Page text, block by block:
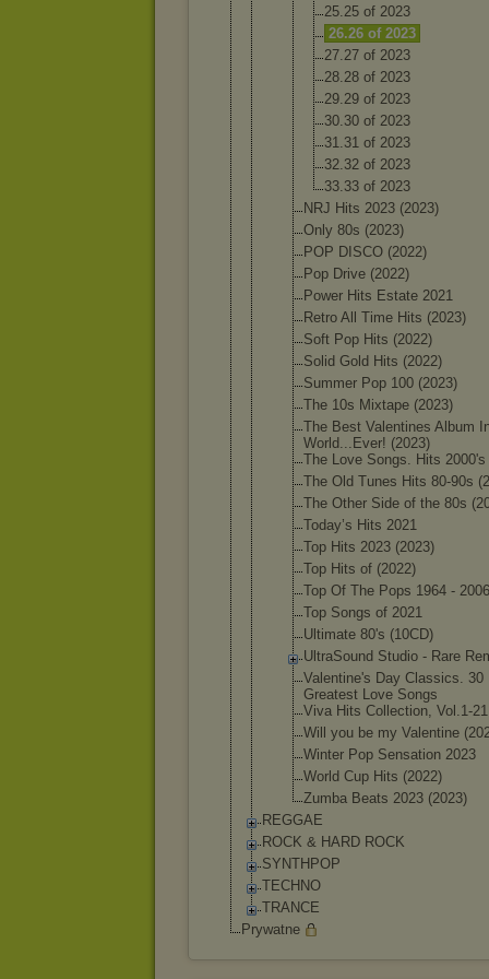
25.25 of 2023
26.26 of 2023
27.27 of 2023
28.28 of 2023
29.29 of 2023
30.30 of 2023
31.31 of 2023
32.32 of 2023
33.33 of 2023
NRJ Hits 2023 (2023)
Only 80s (2023)
POP DISCO (2022)
Pop Drive (2022)
Power Hits Estate 2021
Retro All Time Hits (2023)
Soft Pop Hits (2022)
Solid Gold Hits (2022)
Summer Pop 100 (2023)
The 10s Mixtape (2023)
The Best Valentines Album
World... Ever! (2023)
The Love Songs. Hits 2000's
The Old Tunes Hits 80-90s
The Other Side of the 80s
Today’s Hits 2021
Top Hits 2023 (2023)
Top Hits of (2022)
Top Of The Pops 1964 - 2006
Top Songs of 2021
Ultimate 80's (10CD)
UltraSound Studio - Rare
Valentine's Day Classics. 30
Greatest Love Songs
Viva Hits Collection, Vol.1-21
Will you be my Valentine
Winter Pop Sensation 2023
World Cup Hits (2022)
Zumba Beats 2023 (2023)
REGGAE
ROCK & HARD ROCK
SYNTHPOP
TECHNO
TRANCE
Prywatne